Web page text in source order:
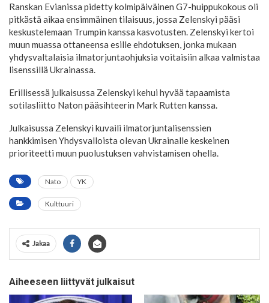
Ranskan Evianissa pidetty kolmipäiväinen G7-huippukokous oli
pitkästä aikaa ensimmäinen tilaisuus, jossa Zelenskyi pääsi
keskustelemaan Trumpin kanssa kasvotusten. Zelenskyi kertoi
muun muassa ottaneensa esille ehdotuksen, jonka mukaan
yhdysvaltalaisia ilmatorjuntaohjuksia voitaisiin alkaa valmistaa
lisenssillä Ukrainassa.
Erillisessä julkaisussa Zelenskyi kehui hyvää tapaamista
sotilasliitto Naton pääsihteerin Mark Rutten kanssa.
Julkaisussa Zelenskyi kuvaili ilmatorjuntalisenssien
hankkimisen Yhdysvalloista olevan Ukrainalle keskeinen
prioriteetti muun puolustuksen vahvistamisen ohella.
Nato YK
Kulttuuri
Jakaa
Aiheeseen liittyvät julkaisut